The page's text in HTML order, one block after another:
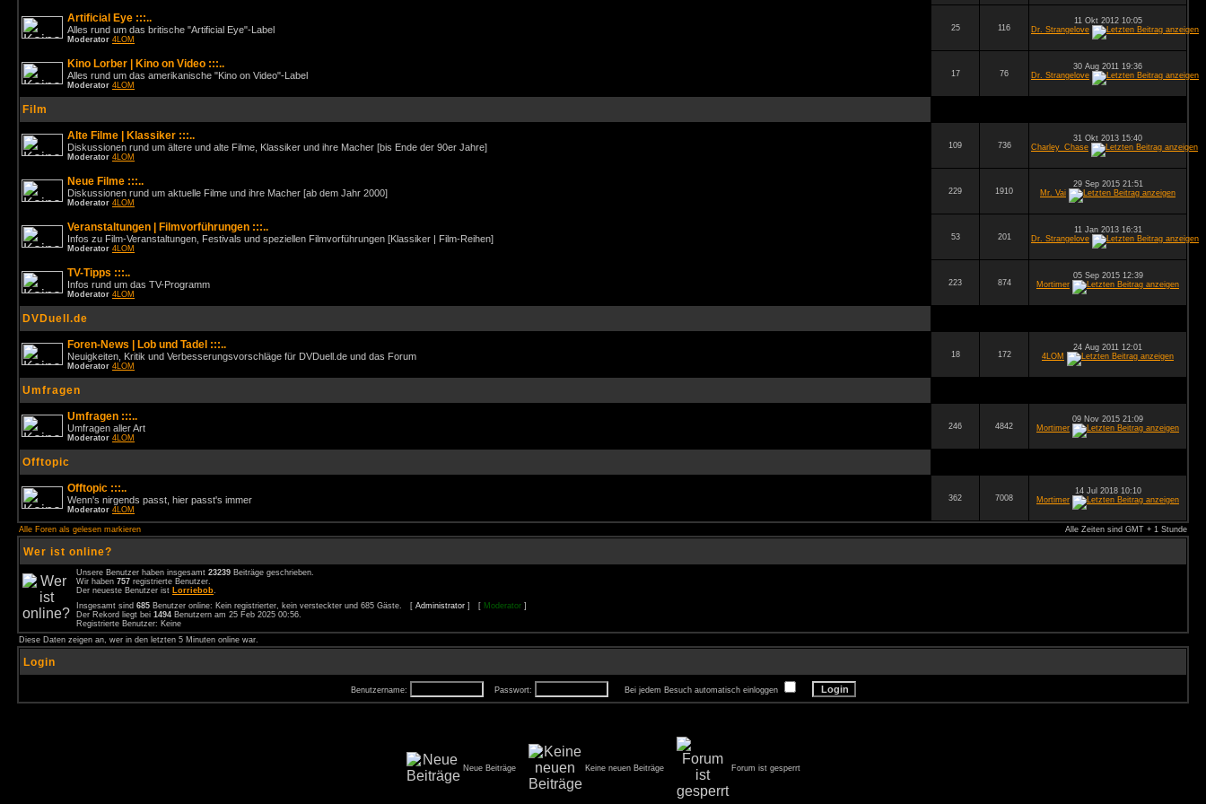
Artificial Eye :::..
Alles rund um das britische "Artificial Eye"-Label
Moderator 4LOM
25 116
11 Okt 2012 10:05
Dr. Strangelove
Kino Lorber | Kino on Video :::..
Alles rund um das amerikanische "Kino on Video"-Label
Moderator 4LOM
17 76
30 Aug 2011 19:36
Dr. Strangelove
Film
Alte Filme | Klassiker :::..
Diskussionen rund um ältere und alte Filme, Klassiker und ihre Macher [bis Ende der 90er Jahre]
Moderator 4LOM
109 736
31 Okt 2013 15:40
Charley_Chase
Neue Filme :::..
Diskussionen rund um aktuelle Filme und ihre Macher [ab dem Jahr 2000]
Moderator 4LOM
229 1910
29 Sep 2015 21:51
Mr. Vai
Veranstaltungen | Filmvorführungen :::..
Infos zu Film-Veranstaltungen, Festivals und speziellen Filmvorführungen [Klassiker | Film-Reihen]
Moderator 4LOM
53 201
11 Jan 2013 16:31
Dr. Strangelove
TV-Tipps :::..
Infos rund um das TV-Programm
Moderator 4LOM
223 874
05 Sep 2015 12:39
Mortimer
DVDuell.de
Foren-News | Lob und Tadel :::..
Neuigkeiten, Kritik und Verbesserungsvorschläge für DVDuell.de und das Forum
Moderator 4LOM
18 172
24 Aug 2011 12:01
4LOM
Umfragen
Umfragen :::..
Umfragen aller Art
Moderator 4LOM
246 4842
09 Nov 2015 21:09
Mortimer
Offtopic
Offtopic :::..
Wenn's nirgends passt, hier passt's immer
Moderator 4LOM
362 7008
14 Jul 2018 10:10
Mortimer
Alle Foren als gelesen markieren Alle Zeiten sind GMT + 1 Stunde
Wer ist online?
Unsere Benutzer haben insgesamt 23239 Beiträge geschrieben.
Wir haben 757 registrierte Benutzer.
Der neueste Benutzer ist Lorriebob.
Insgesamt sind 685 Benutzer online: Kein registrierter, kein versteckter und 685 Gäste. [ Administrator ] [ Moderator ]
Der Rekord liegt bei 1494 Benutzern am 25 Feb 2025 00:56.
Registrierte Benutzer: Keine
Diese Daten zeigen an, wer in den letzten 5 Minuten online war.
Login
Benutzername: Passwort: Bei jedem Besuch automatisch einloggen
Neue Beiträge Keine neuen Beiträge Forum ist gesperrt